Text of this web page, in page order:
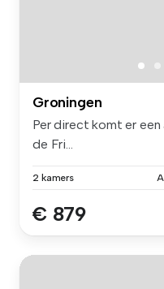
Groningen
Per direct komt er een
de Fri...
2 kamers
€ 879